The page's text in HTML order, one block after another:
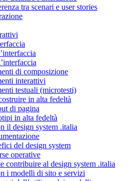
tra scenari e user stories
di composizione
interattivi
testuali (microtesti)
in alta fedeltà
di pagina
in alta fedeltà
il design system .italia
del design system
operative
contribuire al design system .italia
i modelli di sito e servizi